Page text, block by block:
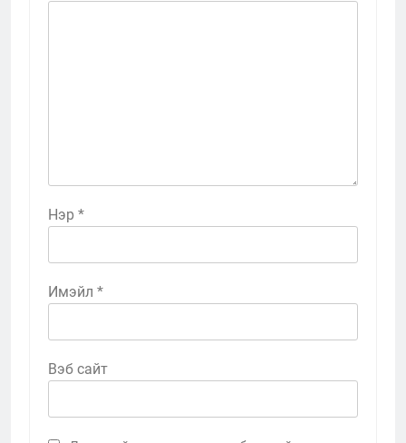
Нэр *
Имэйл *
Вэб сайт